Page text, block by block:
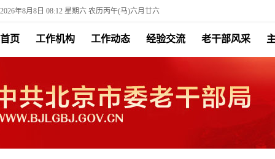
2026年8月8日 08:12 星期六 农历丙午(马)六月廿六
首页 工作机构 工作动态 经验交流 老干部风采